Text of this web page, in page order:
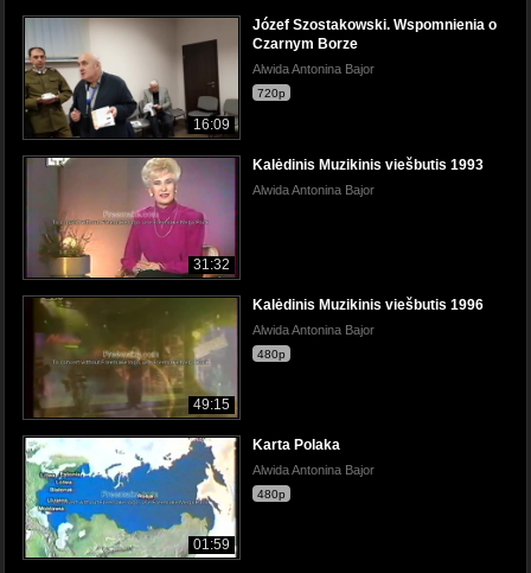
16:09
Józef Szostakowski. Wspomnienia o
Czarnym Borze
Alwida Antonina Bajor
720p
31:32
Kalėdinis Muzikinis viešbutis 1993
Alwida Antonina Bajor
49:15
Kalėdinis Muzikinis viešbutis 1996
Alwida Antonina Bajor
480p
01:59
Karta Polaka
Alwida Antonina Bajor
480p